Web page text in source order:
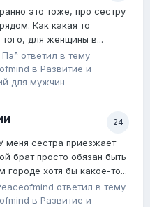
это тоже, про сестру
Как какая то
для женщины в...
Пэ^ ответил в тему
в Pазвитие и
для мужчин
24
меня сестра приезжает
брат просто обязан быть
городе хотя бы какое-то...
ответил в тему
в Pазвитие и